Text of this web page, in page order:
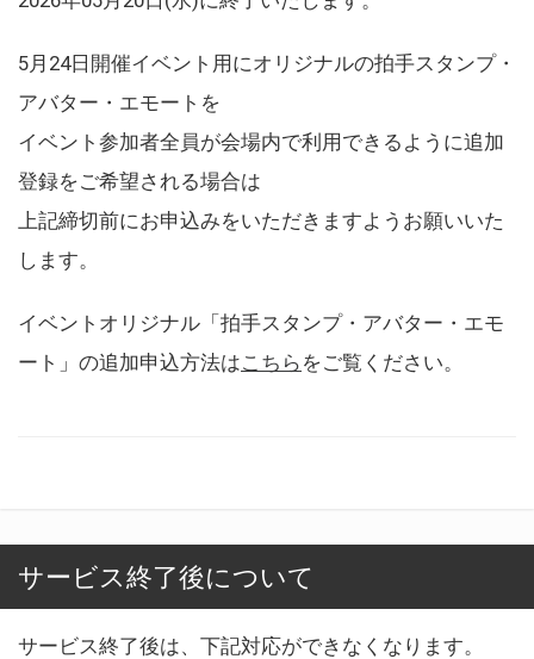
5月24日開催イベント用にオリジナルの拍手スタンプ・
アバター・エモートを
イベント参加者全員が会場内で利用できるように追加
登録をご希望される場合は
上記締切前にお申込みをいただきますようお願いいた
します。
イベントオリジナル「拍手スタンプ・アバター・エモ
ート」の追加申込方法はこちら をご覧ください。
サービス終了後について
サービス終了後は、下記対応ができなくなります。